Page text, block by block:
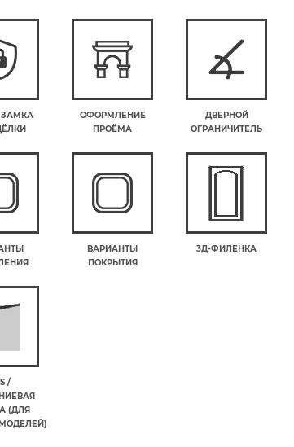
ЗАМКА
ОФОРМЛЕНИЕ
ПРОЁМА
ДВЕРНОЙ
ОГРАНИЧИТЕЛЬ
ВАРИАНТЫ
ПОКРЫТИЯ
3Д-ФИЛЕНКА
/
(ДЛЯ